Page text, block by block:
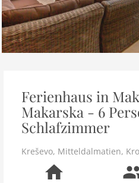
Ferienhaus in
Makarska - 6
Schlafzimmer
Kreševo, Mitteldalmatien,